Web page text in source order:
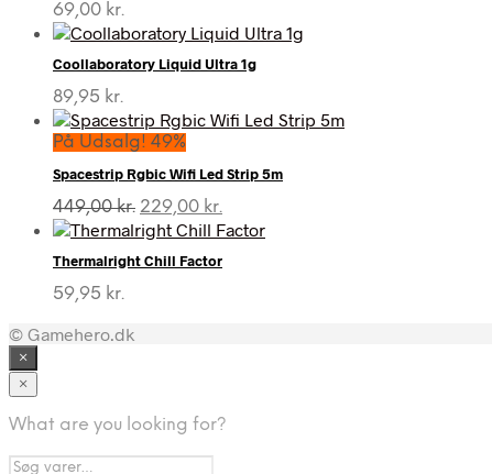
69,00 kr.
Coollaboratory Liquid Ultra 1g
89,95 kr.
På Udsalg! 49%
Spacestrip Rgbic Wifi Led Strip 5m
449,00kr. Den
oprindelige
var:
229,00 kr.
aktuelle
er:
Thermalright Chill Factor
59,95 kr.
© Gamehero.dk
×
×
What are you looking for?